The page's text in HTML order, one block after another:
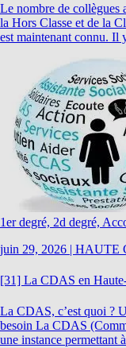
Le nombre de collègues
la Hors Classe et de la
est maintenant connu.
1er degré, 2d degré,
juin 29, 2026 | HAUTE
[31] La CDAS en
La CDAS, c’est quoi ?
besoin La CDAS
une instance